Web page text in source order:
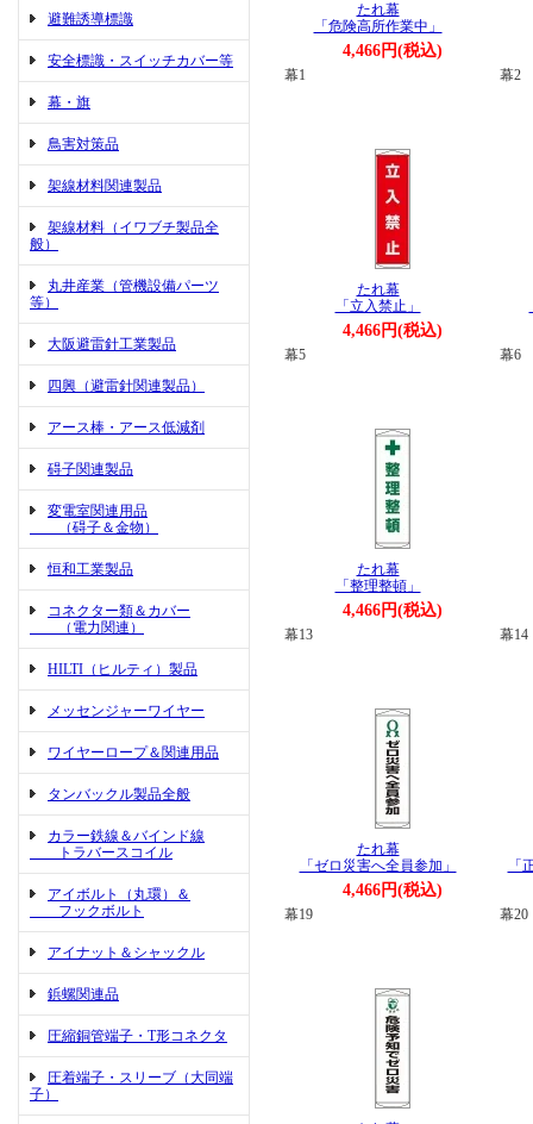
避難誘導標識
安全標識・スイッチカバー等
幕・旗
鳥害対策品
架線材料関連製品
架線材料（イワブチ製品全
般）
丸井産業（管機設備パーツ
等）
大阪避雷針工業製品
四興（避雷針関連製品）
アース棒・アース低減剤
碍子関連製品
変電室関連用品
（碍子＆金物）
恒和工業製品
コネクター類＆カバー
（電力関連）
HILTI（ヒルティ）製品
メッセンジャーワイヤー
ワイヤーロープ＆関連用品
タンバックル製品全般
カラー鉄線＆バインド線
トラバースコイル
アイボルト（丸環）＆
フックボルト
アイナット＆シャックル
鋲螺関連品
圧縮銅管端子・T形コネクタ
圧着端子・スリーブ（大同端
子）
たれ幕
「危険高所作業中」
4,466円(税込)
幕1 幕2
たれ幕
「立入禁止」
4,466円(税込)
幕5 幕6
たれ幕
「整理整頓」
4,466円(税込)
幕13 幕14
たれ幕
「ゼロ災害へ全員参加」
4,466円(税込)
幕19
「
幕20